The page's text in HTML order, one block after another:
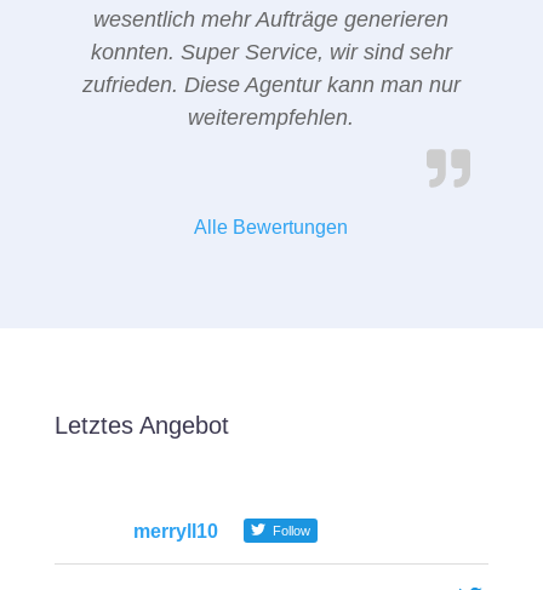
wesentlich mehr Aufträge generieren
konnten. Super Service, wir sind sehr
zufrieden. Diese Agentur kann man nur
weiterempfehlen.
Alle Bewertungen
Letztes Angebot
merryll10 Follow